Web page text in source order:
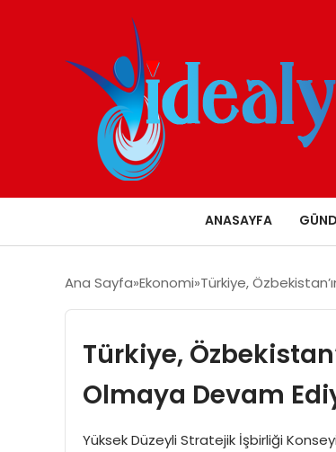
ANASAYFA
Ana Sayfa Ekonomi Türkiye,
Türkiye,
Olmaya Devam
Yüksek Düzeyli Stratejik İşbirliği